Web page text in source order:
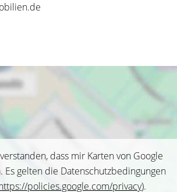
dass mir Karten von Google
Es gelten die Datenschutzbedingungen
policies.google.com/privacy).